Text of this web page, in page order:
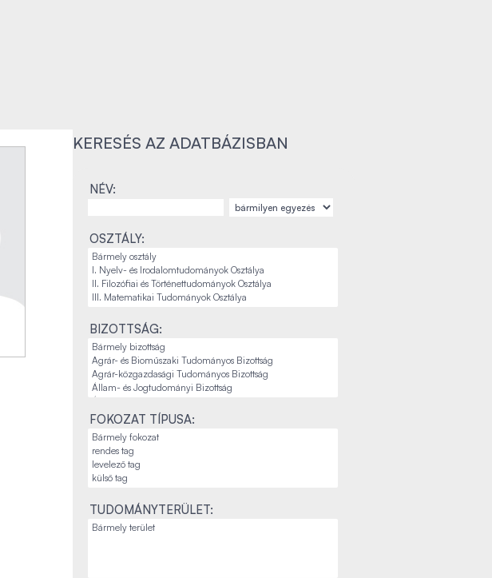
KERESÉS AZ ADATBÁZISBAN
NÉV:
OSZTÁLY:
BIZOTTSÁG:
FOKOZAT TÍPUSA:
TUDOMÁNYTERÜLET: